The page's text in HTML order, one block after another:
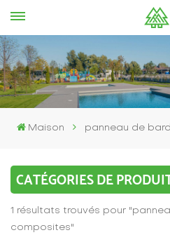
Maison panneau de
CATÉGORIES DE
1 résultats trouvés pour
composites"